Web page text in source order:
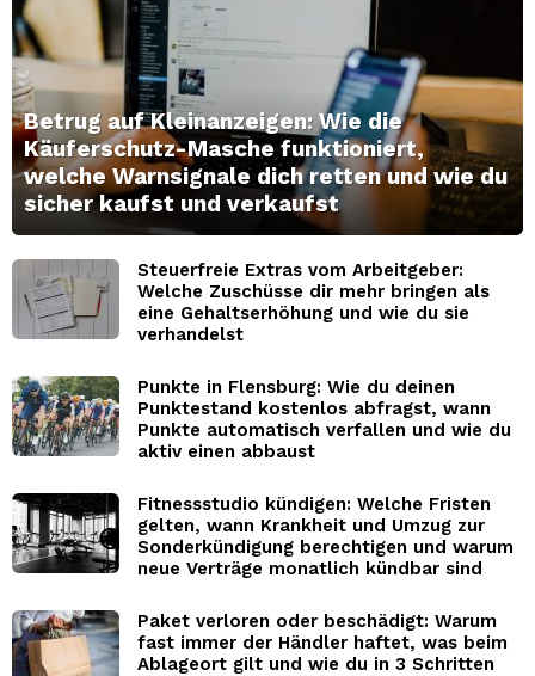
Betrug auf Kleinanzeigen: Wie die
Käuferschutz-Masche funktioniert,
welche Warnsignale dich retten und wie du
sicher kaufst und verkaufst
Steuerfreie Extras vom Arbeitgeber:
Welche Zuschüsse dir mehr bringen als
eine Gehaltserhöhung und wie du sie
verhandelst
Punkte in Flensburg: Wie du deinen
Punktestand kostenlos abfragst, wann
Punkte automatisch verfallen und wie du
aktiv einen abbaust
Fitnessstudio kündigen: Welche Fristen
gelten, wann Krankheit und Umzug zur
Sonderkündigung berechtigen und warum
neue Verträge monatlich kündbar sind
Paket verloren oder beschädigt: Warum
fast immer der Händler haftet, was beim
Ablageort gilt und wie du in 3 Schritten